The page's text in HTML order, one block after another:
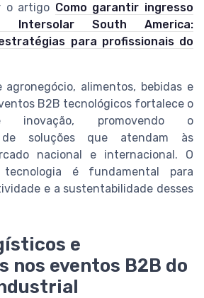
o artigo Como garantir ingresso
South America:
para profissionais do
alimentos, bebidas e
B2B tecnológicos fortalece o
inovação, promovendo o
de soluções que atendam às
nacional e internacional. O
é fundamental para
e a sustentabilidade desses
e
nos eventos B2B do